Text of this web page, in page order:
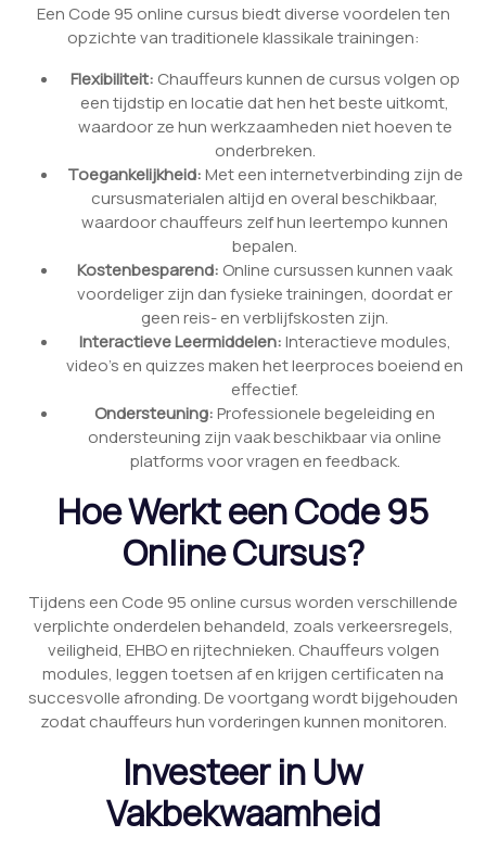
Een Code 95 online cursus biedt diverse voordelen ten
opzichte van traditionele klassikale trainingen:
Flexibiliteit: Chauffeurs kunnen de cursus volgen op
een tijdstip en locatie dat hen het beste uitkomt,
waardoor ze hun werkzaamheden niet hoeven te
onderbreken.
Toegankelijkheid:Met een internetverbinding zijn de
cursusmaterialen altijd en overal beschikbaar,
waardoor chauffeurs zelf hun leertempo kunnen
bepalen.
Kostenbesparend: Online cursussen kunnen vaak
voordeliger zijn dan fysieke trainingen, doordat er
geen reis- en verblijfskosten zijn.
Interactieve Leermiddelen:Interactieve modules,
video’s en quizzes maken het leerproces boeiend en
effectief.
Ondersteuning:Professionele begeleiding en
ondersteuning zijn vaak beschikbaar via online
platforms voor vragen en feedback.
Hoe Werkt een Code 95
Online Cursus?
Tijdens een Code 95 online cursus worden verschillende
verplichte onderdelen behandeld, zoals verkeersregels,
veiligheid, EHBO en rijtechnieken. Chauffeurs volgen
modules, leggen toetsen af en krijgen certificaten na
succesvolle afronding. De voortgang wordt bijgehouden
zodat chauffeurs hun vorderingen kunnen monitoren.
Investeer in Uw
Vakbekwaamheid